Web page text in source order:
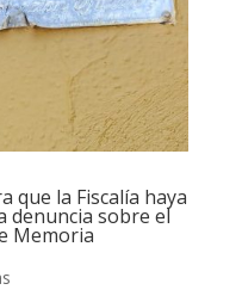
que la Fiscalía haya
denuncia sobre el
Memoria